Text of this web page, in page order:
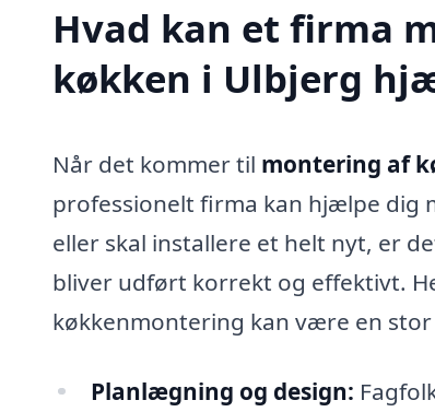
Hvad kan et firma
køkken i Ulbjerg
Når det kommer til montering af
professionelt firma kan hjælpe dig
eller skal installere et helt nyt, er
bliver udført korrekt og effektivt.
køkkenmontering kan være en
Planlægning og design: